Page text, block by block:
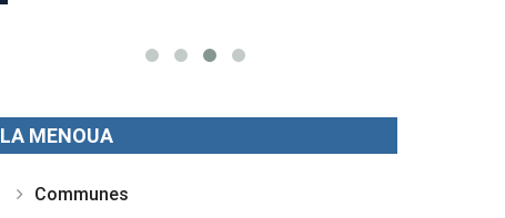
LA MENOUA
Communes